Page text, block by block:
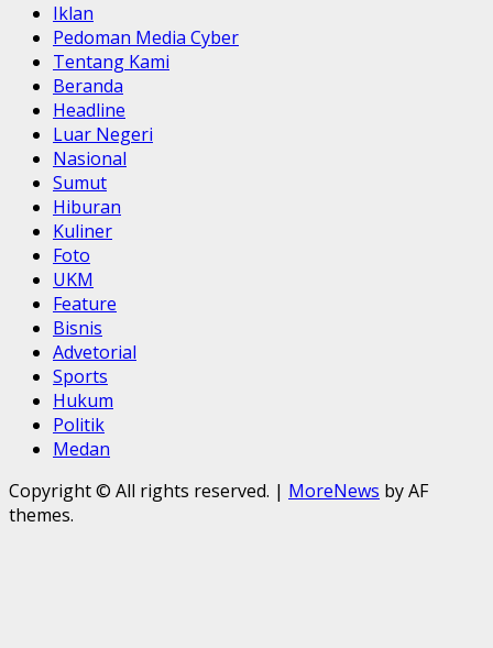
Iklan
Pedoman Media Cyber
Tentang Kami
Beranda
Headline
Luar Negeri
Nasional
Sumut
Hiburan
Kuliner
Foto
UKM
Feature
Bisnis
Advetorial
Sports
Hukum
Politik
Medan
Copyright © All rights reserved. | MoreNews by AF
themes.